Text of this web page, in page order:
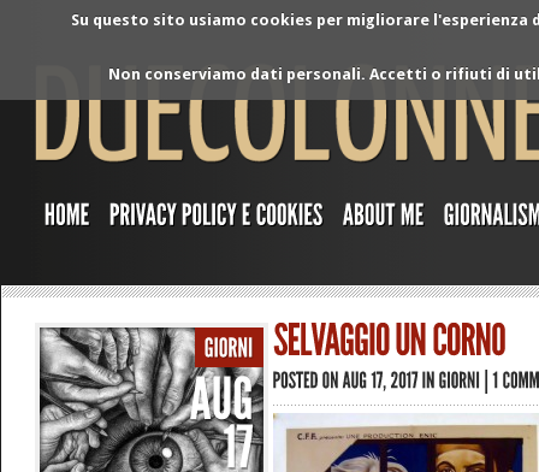
Su questo sito usiamo cookies per migliorare
Non conserviamo dati personali. Accetti o rifiuti di